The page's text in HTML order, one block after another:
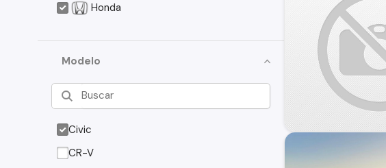
Honda
Modelo
Civic
CR-V